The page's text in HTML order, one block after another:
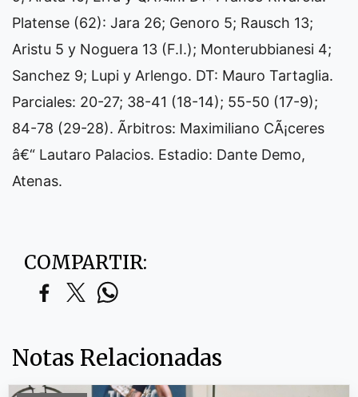
Platense (62): Jara 26; Genoro 5; Rausch 13;
Aristu 5 y Noguera 13 (F.I.); Monterubbianesi 4;
Sanchez 9; Lupi y Arlengo. DT: Mauro Tartaglia.
Parciales: 20-27; 38-41 (18-14); 55-50 (17-9);
84-78 (29-28). Ãrbitros: Maximiliano CÃ¡ceres
â€“ Lautaro Palacios. Estadio: Dante Demo,
Atenas.
COMPARTIR:
Notas Relacionadas